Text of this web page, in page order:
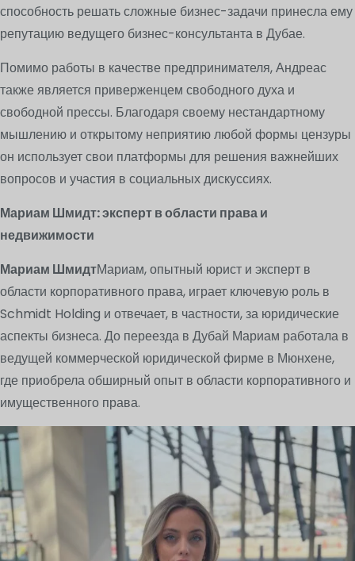
способность решать сложные бизнес-задачи принесла ему
репутацию ведущего бизнес-консультанта в Дубае.
Помимо работы в качестве предпринимателя, Андреас
также является приверженцем свободного духа и
свободной прессы. Благодаря своему нестандартному
мышлению и открытому неприятию любой формы цензуры
он использует свои платформы для решения важнейших
вопросов и участия в социальных дискуссиях.
Мариам Шмидт: эксперт в области права и
недвижимости
Мариам ШмидтМариам, опытный юрист и эксперт в
области корпоративного права, играет ключевую роль в
Schmidt Holding и отвечает, в частности, за юридические
аспекты бизнеса. До переезда в Дубай Мариам работала в
ведущей коммерческой юридической фирме в Мюнхене,
где приобрела обширный опыт в области корпоративного и
имущественного права.